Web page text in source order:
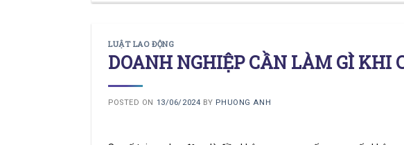
LUẬT LAO ĐỘNG
DOANH NGHIỆP CẦN LÀM GÌ KHI
POSTED ON 13/06/2024 BY PHUONG ANH